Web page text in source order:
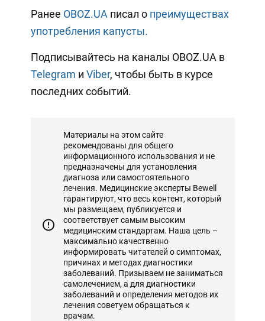
Ранее OBOZ.UA писал о преимуществах
употребления капусты.
Подписывайтесь на каналы OBOZ.UA в
Telegram и Viber, чтобы быть в курсе
последних событий.
Материалы на этом сайте
рекомендованы для общего
информационного использования и не
предназначены для установления
диагноза или самостоятельного
лечения. Медицинские эксперты Bewell
гарантируют, что весь контент, который
мы размещаем, публикуется и
соответствует самым высоким
медицинским стандартам. Наша цель –
максимально качественно
информировать читателей о симптомах,
причинах и методах диагностики
заболеваний. Призываем не заниматься
самолечением, а для диагностики
заболеваний и определения методов их
лечения советуем обращаться к
врачам.